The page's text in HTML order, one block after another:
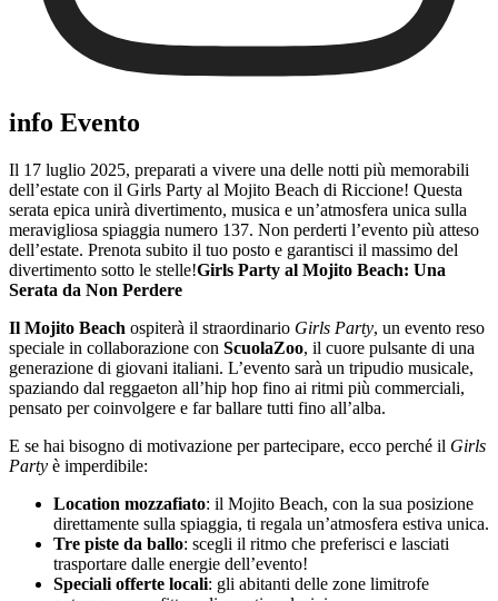
info Evento
Il 17 luglio 2025, preparati a vivere una delle notti più memorabili
dell’estate con il Girls Party al Mojito Beach di Riccione! Questa
serata epica unirà divertimento, musica e un’atmosfera unica sulla
meravigliosa spiaggia numero 137. Non perderti l’evento più atteso
dell’estate. Prenota subito il tuo posto e garantisci il massimo del
divertimento sotto le stelle!Girls Party al Mojito Beach: Una
Serata da Non Perdere
Il Mojito Beach ospiterà il straordinario Girls Party, un evento reso
speciale in collaborazione con ScuolaZoo, il cuore pulsante di una
generazione di giovani italiani. L’evento sarà un tripudio musicale,
spaziando dal reggaeton all’hip hop fino ai ritmi più commerciali,
pensato per coinvolgere e far ballare tutti fino all’alba.
E se hai bisogno di motivazione per partecipare, ecco perché il Girls
Party è imperdibile:
Location mozzafiato: il Mojito Beach, con la sua posizione
direttamente sulla spiaggia, ti regala un’atmosfera estiva unica.
Tre piste da ballo: scegli il ritmo che preferisci e lasciati
trasportare dalle energie dell’evento!
Speciali offerte locali: gli abitanti delle zone limitrofe